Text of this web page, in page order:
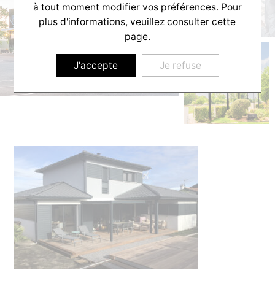
à tout moment modifier vos préférences. Pour
plus d'informations, veuillez consultercette
page.
J'accepte Je refuse